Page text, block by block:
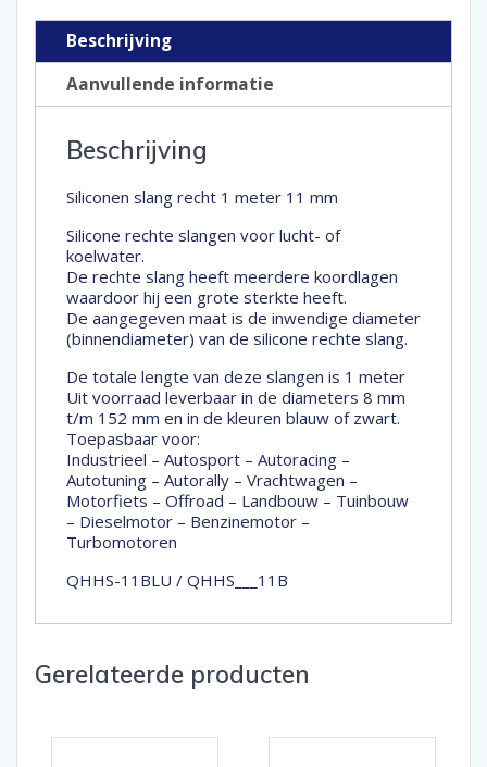
aantal
Beschrijving
Aanvullende informatie
Beschrijving
Siliconen slang recht 1 meter 11 mm
Silicone rechte slangen voor lucht- of
koelwater.
De rechte slang heeft meerdere koordlagen
waardoor hij een grote sterkte heeft.
De aangegeven maat is de inwendige diameter
(binnendiameter) van de silicone rechte slang.
De totale lengte van deze slangen is 1 meter
Uit voorraad leverbaar in de diameters 8 mm
t/m 152 mm en in de kleuren blauw of zwart.
Toepasbaar voor:
Industrieel – Autosport – Autoracing –
Autotuning – Autorally – Vrachtwagen –
Motorfiets – Offroad – Landbouw – Tuinbouw
– Dieselmotor – Benzinemotor –
Turbomotoren
QHHS-11BLU / QHHS___11B
Gerelateerde producten